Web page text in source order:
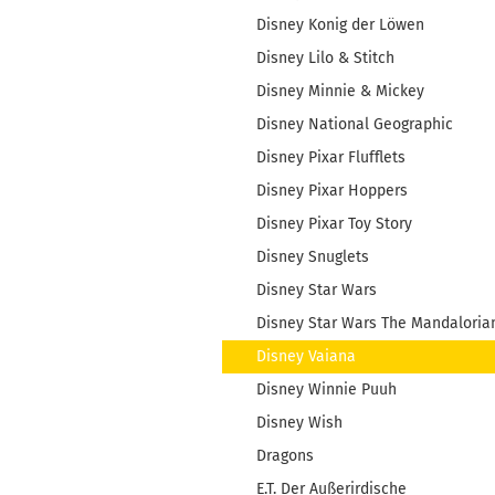
Disney Konig der Löwen
Disney Lilo & Stitch
Disney Minnie & Mickey
Disney National Geographic
Disney Pixar Flufflets
Disney Pixar Hoppers
Disney Pixar Toy Story
Disney Snuglets
Disney Star Wars
Disney Star Wars The
Disney Vaiana
Disney Winnie Puuh
Disney Wish
Dragons
E.T. Der Außerirdische